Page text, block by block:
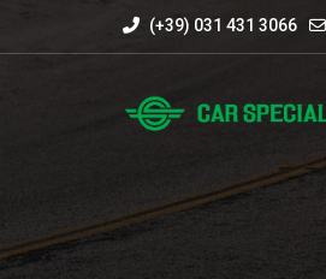
(+39) 031 431 3066